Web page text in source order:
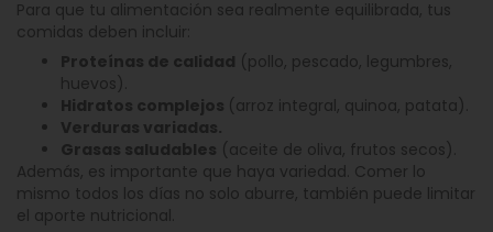
Para que tu alimentación sea realmente equilibrada, tus
comidas deben incluir:
Proteínas de calidad (pollo, pescado, legumbres,
huevos).
Hidratos complejos (arroz integral, quinoa, patata).
Verduras variadas.
Grasas saludables (aceite de oliva, frutos secos).
Además, es importante que haya variedad. Comer lo
mismo todos los días no solo aburre, también puede limitar
el aporte nutricional.